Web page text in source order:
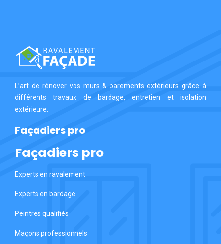
L’art de rénover vos murs & parements extérieurs grâce à
différents travaux de bardage, entretien et isolation
extérieure.
Façadiers pro
Façadiers pro
Experts en ravalement
Experts en bardage
Peintres qualifiés
Maçons professionnels